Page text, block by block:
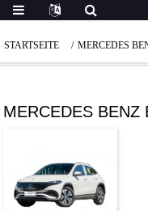
STARTSEITE MERCEDES
MERCEDES BENZ